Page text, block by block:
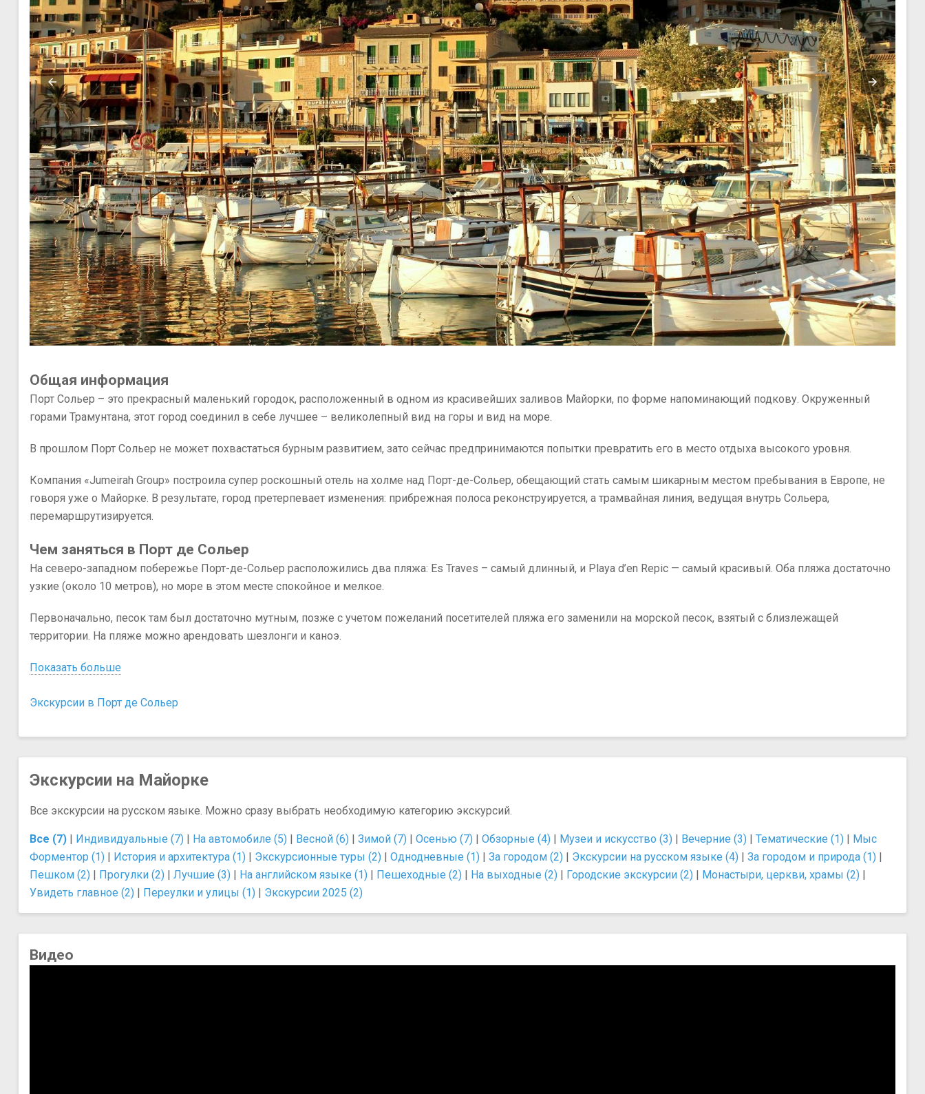
Общая информация
Порт Сольер – это прекрасный маленький городок, расположенный в одном из красивейших заливов Майорки, по форме напоминающий подкову. Окруженный
горами Трамунтана, этот город соединил в себе лучшее – великолепный вид на горы и вид на море.
В прошлом Порт Сольер не может похвастаться бурным развитием, зато сейчас предпринимаются попытки превратить его в место отдыха высокого уровня.
Компания «Jumeirah Group» построила супер роскошный отель на холме над Порт-де-Сольер, обещающий стать самым шикарным местом пребывания в Европе, не
говоря уже о Майорке. В результате, город претерпевает изменения: прибрежная полоса реконструируется, а трамвайная линия, ведущая внутрь Сольера,
перемаршрутизируется.
Чем заняться в Порт де Сольер
На северо-западном побережье Порт-де-Сольер расположились два пляжа: Es Traves – самый длинный, и Playa d’en Repic — самый красивый. Оба пляжа достаточно
узкие (около 10 метров), но море в этом месте спокойное и мелкое.
Первоначально, песок там был достаточно мутным, позже с учетом пожеланий посетителей пляжа его заменили на морской песок, взятый с близлежащей
территории. На пляже можно арендовать шезлонги и каноэ.
Показать больше
Экскурсии в Порт де Сольер
Экскурсии на Майорке
Все экскурсии на русском языке. Можно сразу выбрать необходимую категорию экскурсий.
Все (7) Индивидуальные (7) На автомобиле (5) Весной (6) Зимой (7) Осенью (7) Обзорные (4) Музеи и искусство (3) Вечерние (3) Тематические (1)
Мыс
Форментор (1)
История и архитектура (1) Экскурсионные туры (2) Однодневные (1) За городом (2) Экскурсии на русском языке (4) За городом и природа (1)
Пешком (2)
Прогулки (2) Лучшие (3) На английском языке (1) Пешеходные (2) На выходные (2) Городские экскурсии (2) Монастыри, церкви, храмы (2)
Увидеть главное (2)
Переулки и улицы (1) Экскурсии 2025 (2)
Видео